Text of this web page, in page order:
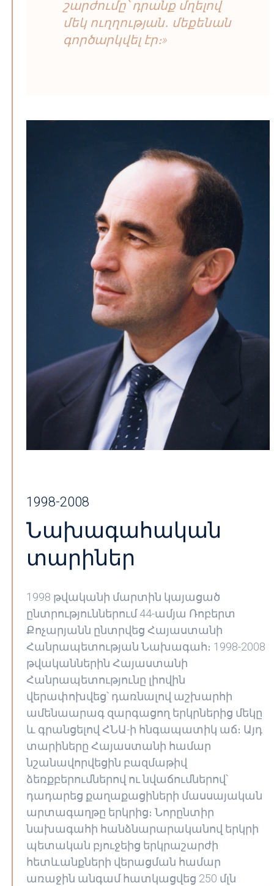
շարժումը՝ դրանք մղելով
մեկ ուղղության․ մեքենան
գործարկվել էր։»
1998-2008
Նախագահական
տարիներ
1998 թվականի մարտին կայացած
ընտրություններում 44-ամյա Ռոբերտ
Քոչարյանն ընտրվեց Հայաստանի
Հանրապետության Նախագահ։ 1998-2008
թվականներին Հայաստանի
Հանրապետությունը լիովին
վերափոխվեց՝ դառնալով աշխարհի
ամենաարագ զարգացող երկրներից մեկը
և գրանցելով ՀՆԱ-ի հնգապատիկ աճ։ Այդ
տարիները Հայաստանի համար
նշանավորվեցին բազմաթիվ
ձեռքբերումներով ու նվաճումներով՝
դադարեց քաղաքացիների մասսայական
արտագաղթը երկրից։ Նորընտիր
նախագահի հանձնարարականով երկրի
պետական բյուջեից երկրաշարժի
հետևանքների վերացման համար
առաջին անգամ հատկացվեց 250 մլն